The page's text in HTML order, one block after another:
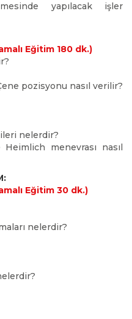
yapılacak işler
Eğitim 180 dk.)
pozisyonu nasıl verilir?
nelerdir?
menevrası nasıl
Eğitim 30 dk.)
nelerdir?